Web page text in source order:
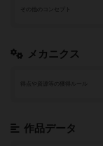
その他のコンセプト
メカニクス
得点や資源等の獲得ルール
作品データ